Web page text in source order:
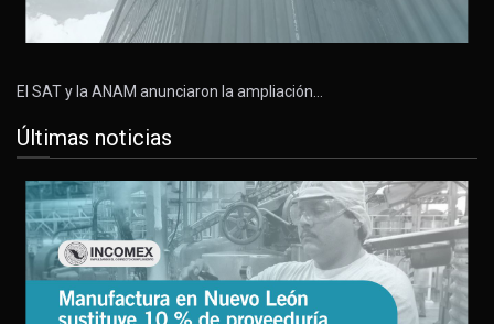
El SAT y la ANAM anunciaron la ampliación…
Últimas noticias